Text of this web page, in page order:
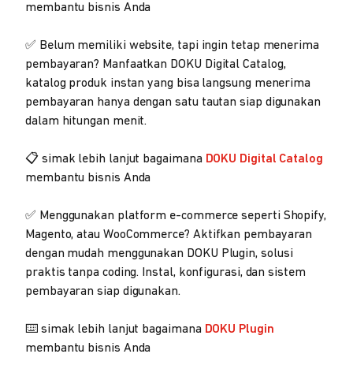
membantu bisnis Anda
✅ Belum memiliki website, tapi ingin tetap menerima
pembayaran? Manfaatkan DOKU Digital Catalog,
katalog produk instan yang bisa langsung menerima
pembayaran hanya dengan satu tautan siap digunakan
dalam hitungan menit.
📋 simak lebih lanjut bagaimana DOKU Digital Catalog
membantu bisnis Anda
✅ Menggunakan platform e-commerce seperti Shopify,
Magento, atau WooCommerce? Aktifkan pembayaran
dengan mudah menggunakan DOKU Plugin, solusi
praktis tanpa coding. Instal, konfigurasi, dan sistem
pembayaran siap digunakan.
⌨️ simak lebih lanjut bagaimana DOKU Plugin
membantu bisnis Anda